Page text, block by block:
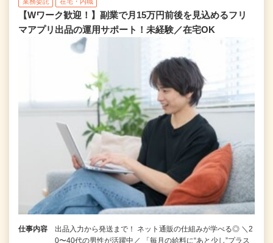
【Wワーク歓迎！】副業で月15万円前後を見込めるフリ
マアプリ出品の運用サポート！未経験／在宅OK
仕事内容
出品入力から発送まで！ ネット通販の仕組みが学べる◎ ＼2
0〜40代の男性が活躍中／ 「毎月の給料に“あと少し”プラス